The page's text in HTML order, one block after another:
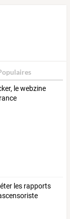
le webzine
les rapports